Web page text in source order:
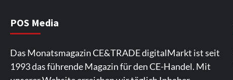
POS Media
Das Monatsmagazin CE&TRADE digitalMarkt ist seit
1993 das führende Magazin für den CE-Handel. Mit